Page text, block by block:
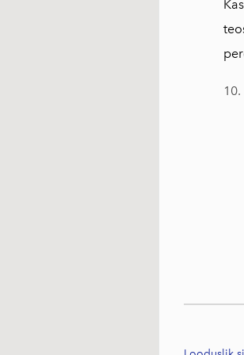
Kas